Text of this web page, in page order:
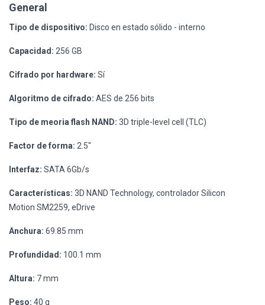
General
Tipo de dispositivo: Disco en estado sólido - interno
Capacidad: 256 GB
Cifrado por hardware: Sí
Algoritmo de cifrado: AES de 256 bits
Tipo de meoria flash NAND: 3D triple-level cell (TLC)
Factor de forma: 2.5"
Interfaz: SATA 6Gb/s
Características: 3D NAND Technology, controlador Silicon
Motion SM2259, eDrive
Anchura: 69.85 mm
Profundidad: 100.1 mm
Altura: 7 mm
Peso: 40 g